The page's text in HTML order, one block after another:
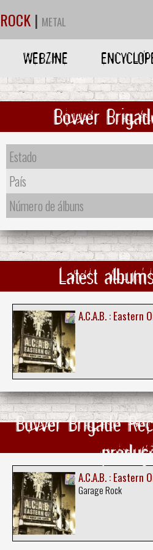
ROCK | METAL
WEBZINE
Bovver
Estado
País
Número de álbuns
Latest
A.C.A.B. : Eastern
Bovver Brigade
A.C.A.B. : Eastern
Garage Rock